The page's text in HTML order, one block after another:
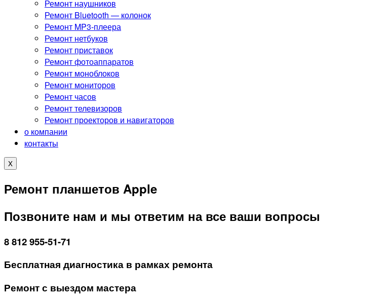
Ремонт наушников
Ремонт Bluetooth — колонок
Ремонт MP3-плеера
Ремонт нетбуков
Ремонт приставок
Ремонт фотоаппаратов
Ремонт моноблоков
Ремонт мониторов
Ремонт часов
Ремонт телевизоров
Ремонт проекторов и навигаторов
о компании
контакты
X
Ремонт планшетов Apple
Позвоните нам и мы ответим на все ваши вопросы
8 812 955-51-71
Бесплатная диагностика в рамках ремонта
Ремонт с выездом мастера